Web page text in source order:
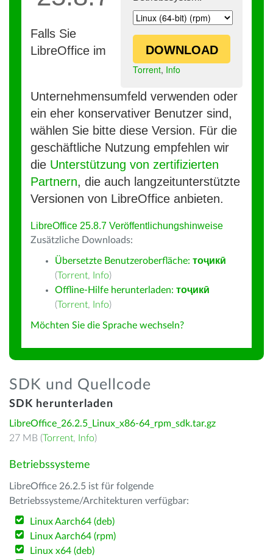
DOWNLOAD
Torrent, Info
Falls Sie
LibreOffice im
Unternehmensumfeld verwenden oder
ein eher konservativer Benutzer sind,
wählen Sie bitte diese Version. Für die
geschäftliche Nutzung empfehlen wir
die Unterstützung von zertifizierten
Partnern, die auch langzeitunterstützte
Versionen von LibreOffice anbieten.
LibreOffice 25.8.7 Veröffentlichungshinweise
Zusätzliche Downloads:
Übersetzte Benutzeroberfläche: тоҷикӣ
(Torrent, Info)
Offline-Hilfe herunterladen: тоҷикӣ
(Torrent, Info)
Möchten Sie die Sprache wechseln?
SDK und Quellcode
SDK herunterladen
LibreOffice_26.2.5_Linux_x86-64_rpm_sdk.tar.gz
27 MB (Torrent, Info)
Betriebssysteme
LibreOffice 26.2.5 ist für folgende
Betriebssysteme/Architekturen verfügbar:
Linux Aarch64 (deb)
Linux Aarch64 (rpm)
Linux x64 (deb)